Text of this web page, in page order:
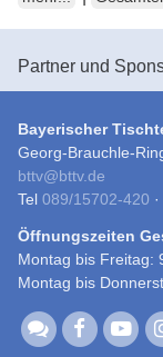
Partner und
Bayerischer
Georg-Brauchle-
bttv@bttv.de
Tel 089/15702-420
Öffnungszeiten
Montag bis Freitag:
Montag bis